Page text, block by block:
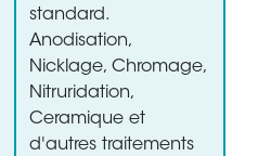
standard.
Anodisation,
Nicklage, Chromage,
Nitruridation,
Ceramique et
d'autres traitements